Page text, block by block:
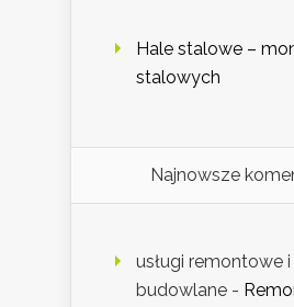
Hale stalowe –
stalowych
Najnowsze
usługi remontowe i
budowlane -